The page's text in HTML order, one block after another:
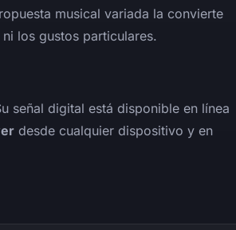
musical variada la convierte
los gustos particulares.
señal digital está disponible en línea
desde cualquier dispositivo y en